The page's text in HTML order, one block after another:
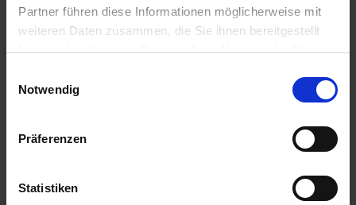
Partner führen diese Informationen möglicherweise mit
weiteren Daten zusammen, die Sie ihnen bereitgestellt
haben oder die sie im Rahmen Ihrer Nutzung der Dienste
Cookies, wenn Sie unsere Webseite weiterhin nutzen.
Notwendig
Präferenzen
Statistiken
Artikel Nr.: 1311746
Original Bing Ersatzteil. Durchmesser 42mm. Sie benötigen
Bewertungen